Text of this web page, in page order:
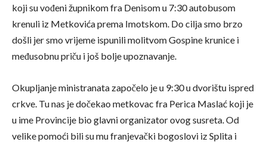
koji su vođeni župnikom fra Denisom u 7:30 autobusom
krenuli iz Metkovića prema Imotskom. Do cilja smo brzo
došli jer smo vrijeme ispunili molitvom Gospine krunice i
međusobnu priču i još bolje upoznavanje.
Okupljanje ministranata započelo je u 9:30 u dvorištu ispred
crkve. Tu nas je dočekao metkovac fra Perica Maslać koji je
u ime Provincije bio glavni organizator ovog susreta. Od
velike pomoći bili su mu franjevački bogoslovi iz Splita i